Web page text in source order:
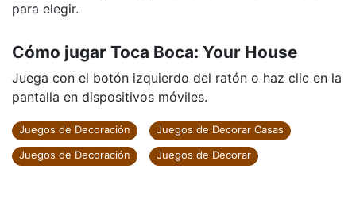
para elegir.
Cómo jugar Toca Boca: Your House
Juega con el botón izquierdo del ratón o haz clic en la
pantalla en dispositivos móviles.
Juegos de Decoración
Juegos de Decorar Casas
Juegos de Decoración
Juegos de Decorar